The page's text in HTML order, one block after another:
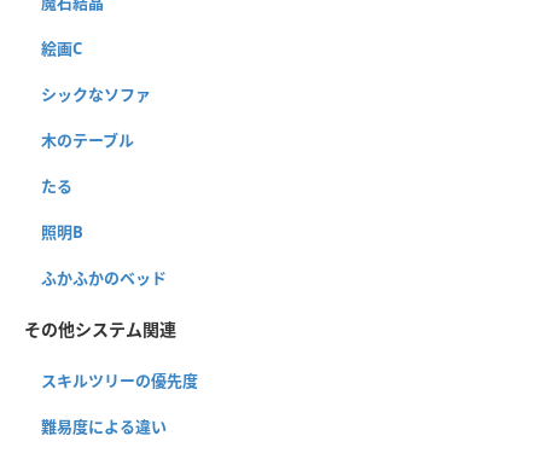
絵画C
シックなソファ
木のテーブル
たる
照明B
ふかふかのベッド
その他システム関連
スキルツリーの優先度
難易度による違い